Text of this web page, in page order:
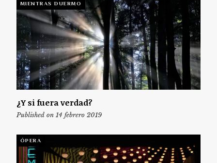
MIENTRAS DUERMO
¿Y si fuera verdad?
Published on 14 febrero 2019
ÓPERA